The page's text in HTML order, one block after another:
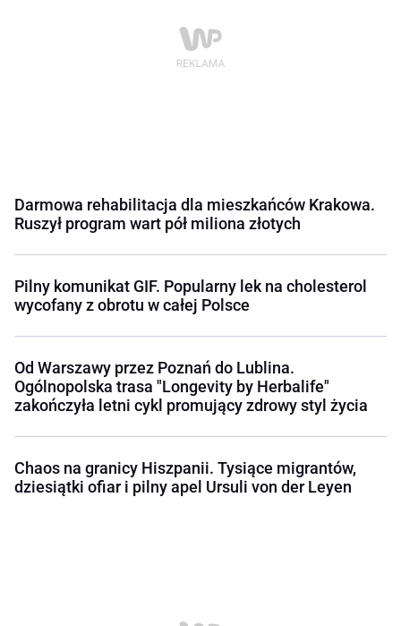
Darmowa rehabilitacja dla mieszkańców Krakowa.
Ruszył program wart pół miliona złotych
Pilny komunikat GIF. Popularny lek na cholesterol
wycofany z obrotu w całej Polsce
Od Warszawy przez Poznań do Lublina.
Ogólnopolska trasa "Longevity by Herbalife"
zakończyła letni cykl promujący zdrowy styl życia
Chaos na granicy Hiszpanii. Tysiące migrantów,
dziesiątki ofiar i pilny apel Ursuli von der Leyen